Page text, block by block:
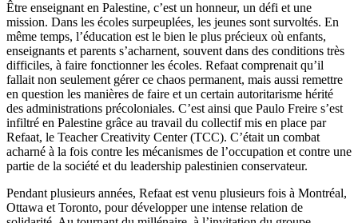
Être enseignant en Palestine, c’est un honneur, un défi et une
mission. Dans les écoles surpeuplées, les jeunes sont survoltés. En
même temps, l’éducation est le bien le plus précieux où enfants,
enseignants et parents s’acharnent, souvent dans des conditions très
difficiles, à faire fonctionner les écoles. Refaat comprenait qu’il
fallait non seulement gérer ce chaos permanent, mais aussi remettre
en question les manières de faire et un certain autoritarisme hérité
des administrations précoloniales. C’est ainsi que Paulo Freire s’est
infiltré en Palestine grâce au travail du collectif mis en place par
Refaat, le Teacher Creativity Center (TCC). C’était un combat
acharné à la fois contre les mécanismes de l’occupation et contre une
partie de la société et du leadership palestinien conservateur.
Pendant plusieurs années, Refaat est venu plusieurs fois à Montréal,
Ottawa et Toronto, pour développer une intense relation de